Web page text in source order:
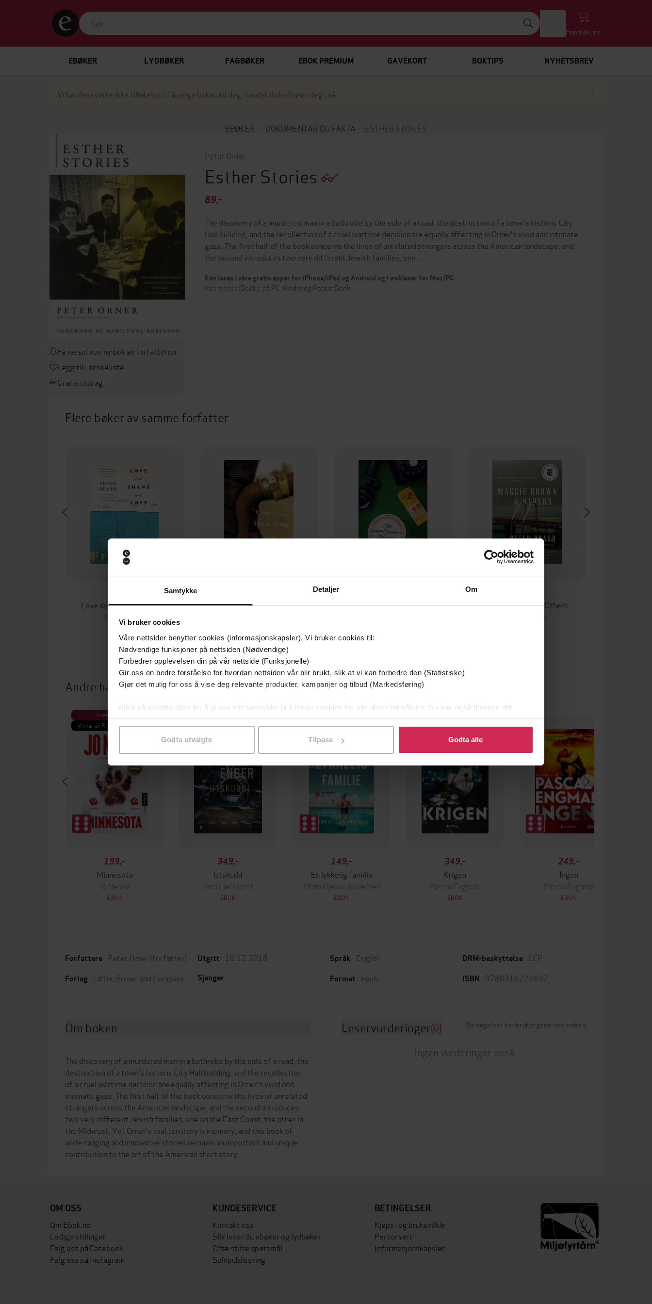
Samtykke Detaljer Om
Vi bruker cookies
Våre nettsider benytter cookies (informasjonskapsler). Vi bruker cookies til:
Nødvendige funksjoner på nettsiden (Nødvendige)
Forbedrer opplevelsen din på vår nettside (Funksjonelle)
Gir oss en bedre forståelse for hvordan nettsiden vår blir brukt, slik at vi kan forbedre den (Statistiske)
Gjør det mulig for oss å vise deg relevante produkter, kampanjer og tilbud (Markedsføring)
Klikk på «Godta alle» for å gi oss ditt samtykke til å bruke cookies for alle disse formålene. Du kan også tilpasse ditt
samtykke til spesifikke formål ved å klikke på «Tilpass». Du kan når som helst trekke tilbake eller endre ditt samtykke.
Godta utvalgte Tilpass Godta alle
Handlekurv
EBØKER LYDBØKER FAGBØKER EBOK PREMIUM GAVEKORT BOKTIPS NYHETSBREV
Vi har dessverre ikke tillatelse til å selge boken til deg i landet du befinner deg i nå.
EBØKER DOKUMENTAR OG FAKTA ESTHER STORIES
Få varsel ved ny bok av forfatteren
Legg til i ønskeliste
Gratis utdrag
Peter Orner
Esther Stories
89,-
The discovery of a murdered man in a bathrobe by the side of a road, the destruction of a town's historic City
Hall building, and the recollection of a cruel wartime decision are equally affecting in Orner's vivid and intimate
gaze. The first half of the book concerns the lives of unrelated strangers across the American landscape, and
the second introduces two very different Jewish families, one …
Kan leses i våre gratis apper for iPhone/iPad og Android og i webleser for Mac/PC
Kan leses i iBooks, på PC, Kindle og PocketBook
Flere bøker av samme forfatter
Love and Shame and Love
The Second Coming of Mavala Shikongo
The Gossip Columnist's Daughter
Maggie Brown & Others
Andre har også kjøpt
Premium
Vinner av Rivertonprisen
199,-
Minnesota
Jo Nesbø
EBOK
Første gang på tilbud
349,-
Utskudd
Jørn Lier Horst
EBOK
149,-
En lykkelig familie
Stian Hjelvin Andersen
EBOK
349,-
Krigen
Pascal Engman
EBOK
249,-
Ingen
Pascal Engman
EBOK
Forfattere Peter Orner (forfatter)
Forlag Little, Brown and Company
Utgitt 10.12.2016
Sjanger
Språk English
Format epub
DRM-beskyttelse LCP
ISBN 9780316224697
Om boken
The discovery of a murdered man in a bathrobe by the side of a road, the
destruction of a town's historic City Hall building, and the recollection
of a cruel wartime decision are equally affecting in Orner's vivid and
intimate gaze. The first half of the book concerns the lives of unrelated
strangers across the American landscape, and the second introduces
two very different Jewish families, one on the East Coast, the other in
the Midwest. Yet Orner's real territory is memory, and this book of
wide-ranging and innovative stories remains an important and unique
Leservurderinger(0) Betingelser for brukergenerert innhold
Ingen vurderinger ennå
OM OSS
Om Ebok.no
Ledige stillinger
Følg oss på Facebook
Følg oss på Instagram
KUNDESERVICE
Kontakt oss
Slik leser du ebøker og lydbøker
Ofte stilte spørsmål
Selvpublisering
BETINGELSER
Kjøps- og bruksvilkår
Personvern
Informasjonskapsler